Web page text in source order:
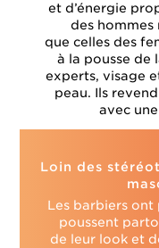
et d’énergie
des hommes
que celles des
à la pousse de
experts, visage
peau. Ils
avec
Loin des
Les barbiers ont
poussent
de leur look et